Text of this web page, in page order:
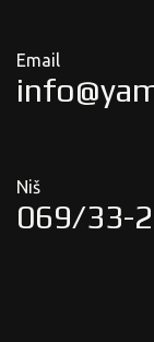
Email
Niš
069/33-